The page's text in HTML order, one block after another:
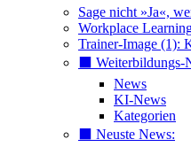
Sage nicht »Ja«,
Workplace
Trainer-Image (1):
⬛️ Weiterbildungs-
News
KI-News
Kategorien
⬛️ Neuste News: